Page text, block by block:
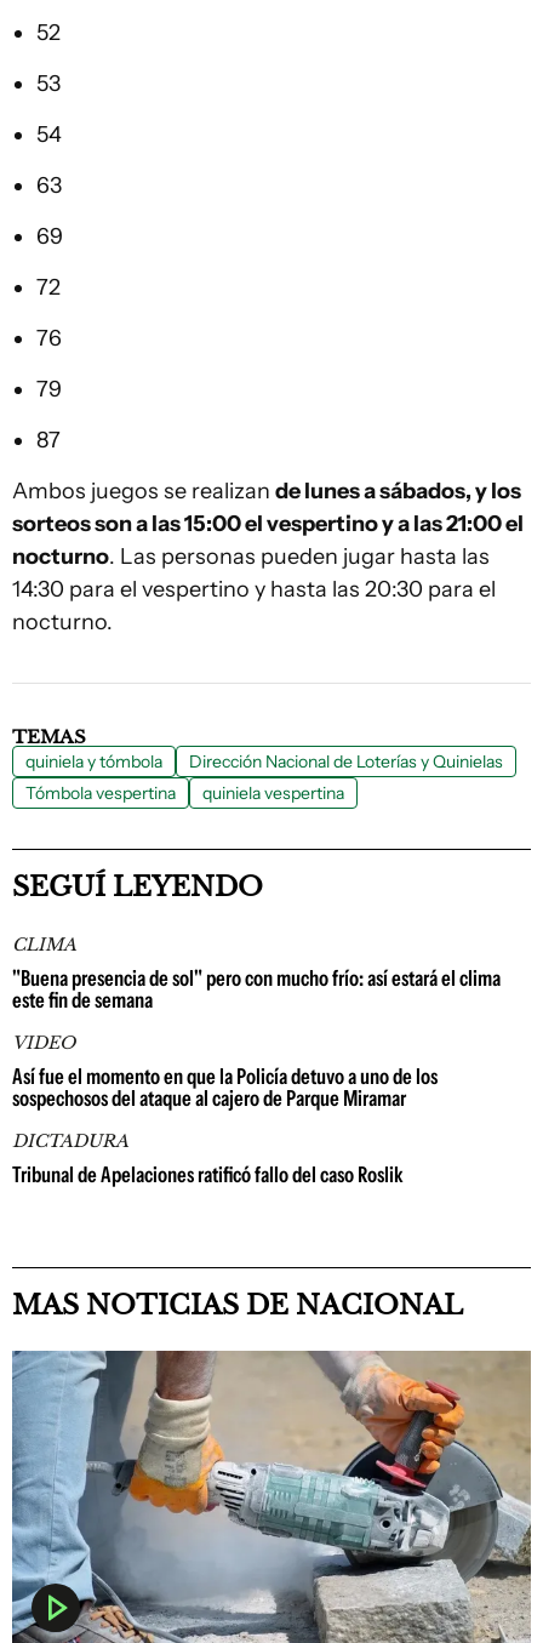
52
53
54
63
69
72
76
79
87
Ambos juegos se realizan de lunes a sábados, y los
sorteos son a las 15:00 el vespertino y a las 21:00 el
nocturno. Las personas pueden jugar hasta las
14:30 para el vespertino y hasta las 20:30 para el
nocturno.
TEMAS
quiniela y tómbola
Dirección Nacional de Loterías y Quinielas
Tómbola vespertina
quiniela vespertina
SEGUÍ LEYENDO
CLIMA
"Buena presencia de sol" pero con mucho frío: así estará el clima
este fin de semana
VIDEO
Así fue el momento en que la Policía detuvo a uno de los
sospechosos del ataque al cajero de Parque Miramar
DICTADURA
Tribunal de Apelaciones ratificó fallo del caso Roslik
MAS NOTICIAS DE NACIONAL